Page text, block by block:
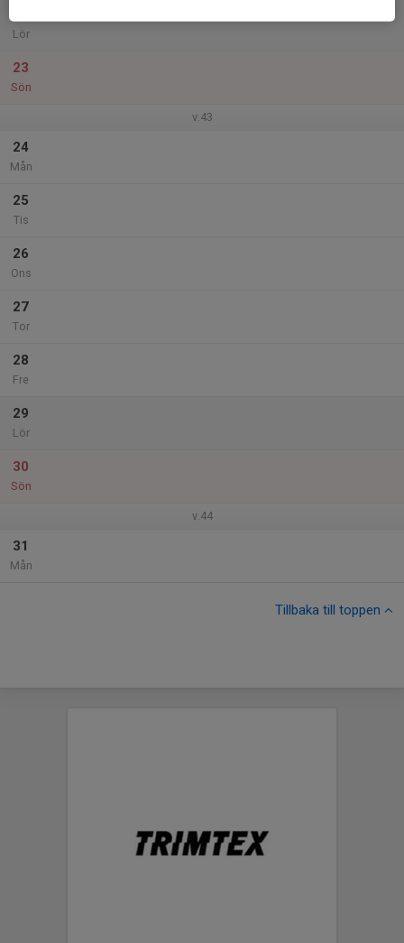
Lör
23
Sön
v.43
24
Mån
25
Tis
26
Ons
27
Tor
28
Fre
29
Lör
30
Sön
v.44
31
Mån
Tillbaka till toppen